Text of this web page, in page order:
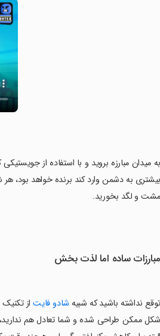
به میدان مبارزه بروید و با استفاده از
بیشتری به دشمن وارد کند برنده خواهد بود،
مشت و لگد بخورید.
مبارزات ساده اما لذت بخش
توقع نداشته باشید که شبیه شادو فایتاز
شکل ممکن طراحی شده و شما تعادل هم